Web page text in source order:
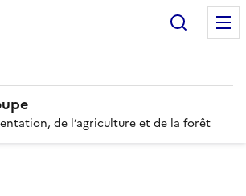
de l’agriculture et de la forêt